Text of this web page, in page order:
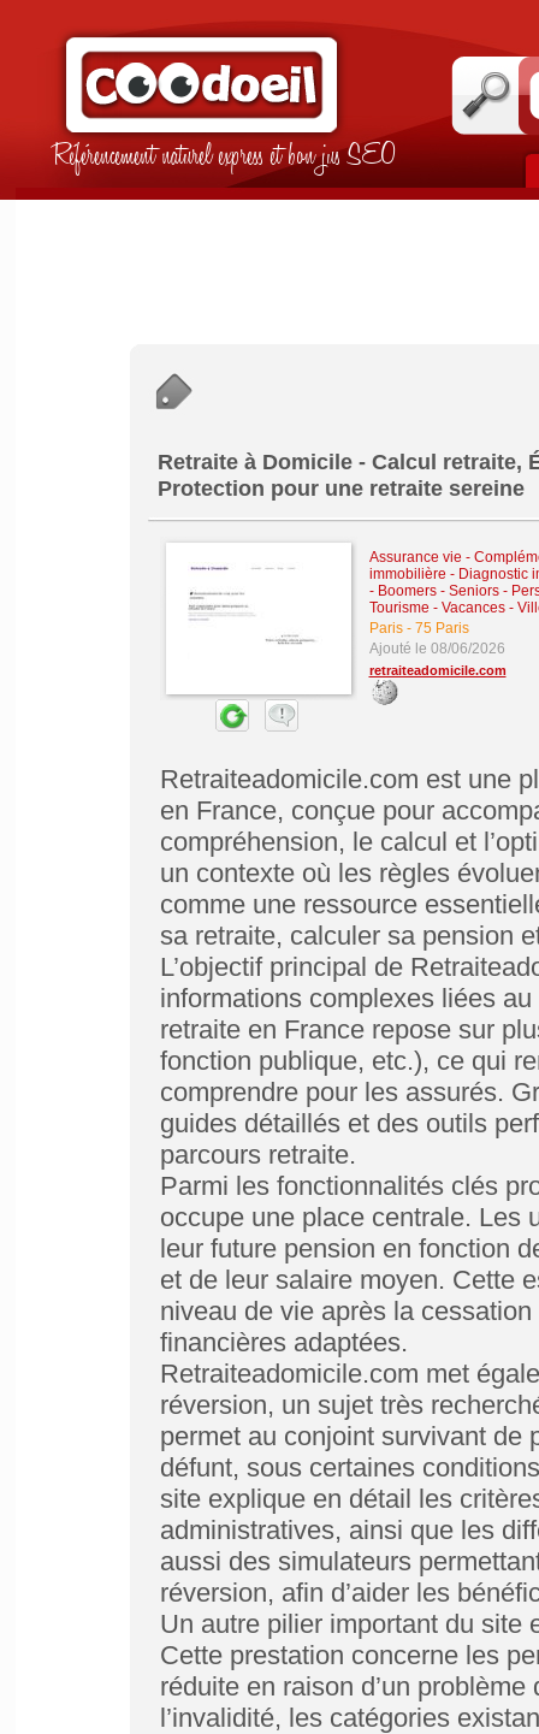
Référencement naturel express et bon jus SEO
Retraite à Domicile - Calcul retraite,
Protection pour une retraite sereine
Assurance vie -
immobilière - Diagnostic
- Boomers - Seniors -
Tourisme - Vacances -
Paris- 75 Paris
Ajouté le 08/06/2026
retraiteadomicile.com
Retraiteadomicile.com est une
en France, conçue pour
compréhension, le calcul et
un contexte où les règles
comme une ressource
sa retraite, calculer sa pension
L’objectif principal de
informations complexes liées
retraite en France repose sur
fonction publique, etc.), ce qui
comprendre pour les assurés.
guides détaillés et des outils
parcours retraite.
Parmi les fonctionnalités clés
occupe une place centrale. Les
leur future pension en fonction
et de leur salaire moyen. Cette
niveau de vie après la
financières adaptées.
Retraiteadomicile.com met
réversion, un sujet très
permet au conjoint survivant de
défunt, sous certaines
site explique en détail les
administratives, ainsi que les
aussi des simulateurs
réversion, afin d’aider les
Un autre pilier important du site
Cette prestation concerne les
réduite en raison d’un
l’invalidité, les catégories